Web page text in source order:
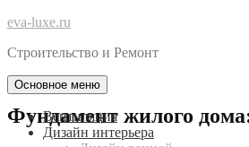
eva-luxe.ru
Строительство и Ремонт
Основное меню
Вентиляция
Дизайн интерьера
Фундамент жилого